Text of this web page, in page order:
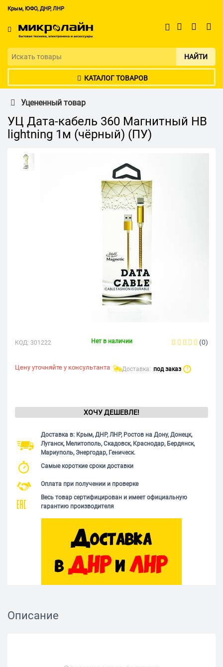
Крым, ЮФО, ДНР, ЛНР
НАЙТИ
КАТАЛОГ ТОВАРОВ
Уцененный товар
УЦ Дата-кабель 360 Магнитный HB
lightning 1м (чёрный) (ПУ)
КОД: 301222 Нет в наличии (0)
Цену уточняйте у консультанта Доставка: под заказ ?
ХОЧУ ДЕШЕВЛЕ!
Доставка в: Крым, ДНР, ЛНР, Ростов на Дону, Донецк,
Луганск, Мелитополь, Скадовск, Краснодар, Бердянск,
Мариуполь, Энергодар, Геническ.
Самые короткие сроки доставки
Оплата при получении и проверке
Весь товар сертифицирован и имеет официальную
гарантию производителя
Описание